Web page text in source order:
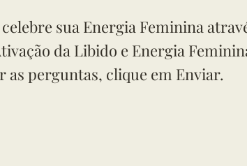
sua Energia Feminina
da Libido e Energia
as perguntas, clique em Enviar.